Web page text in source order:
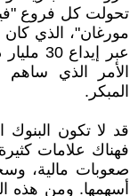
تحولت كل فروع
مورغان"، الذي كان
عبر
الأمر الذي ساهم
المبكر.
قد لا تكون البنوك
فهناك علامات
صعوبات مالية،
أسهمها. ومن هذه